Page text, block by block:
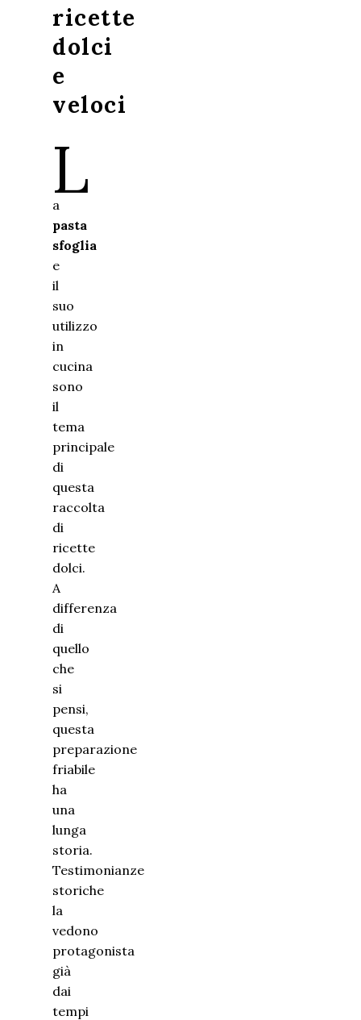
ricette
dolci
e
veloci
L
a
pasta
sfoglia
e
il
suo
utilizzo
in
cucina
sono
il
tema
principale
di
questa
raccolta
di
ricette
dolci.
A
differenza
di
quello
che
si
pensi,
questa
preparazione
friabile
ha
una
lunga
storia.
Testimonianze
storiche
la
vedono
protagonista
già
dai
tempi